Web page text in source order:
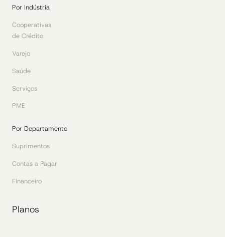
Por Indústria
Cooperativas
de Crédito
Varejo
Saúde
Serviços
PME
Por Departamento
Suprimentos
Contas a Pagar
Financeiro
Planos